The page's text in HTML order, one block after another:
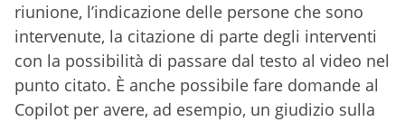
riunione, l’indicazione delle persone che sono
intervenute, la citazione di parte degli interventi
con la possibilità di passare dal testo al video nel
punto citato. È anche possibile fare domande al
Copilot per avere, ad esempio, un giudizio sulla